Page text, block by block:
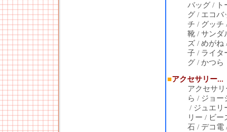
バッグ /
グ / エコバ
チ / グッチ
靴 / サンダ
ズ / めがね
子 / ライタ
グ / かつら
■アクセサリー...
アクセサリ
ら / ジョー
/ ジュエリ
リー / ビー
石 / デコ電